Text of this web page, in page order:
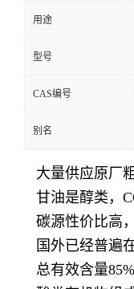
用途
型号
CAS编号
别名
大量供应原厂
甘油是醇类，
碳源性价比高
国外已经普遍
总有效含量